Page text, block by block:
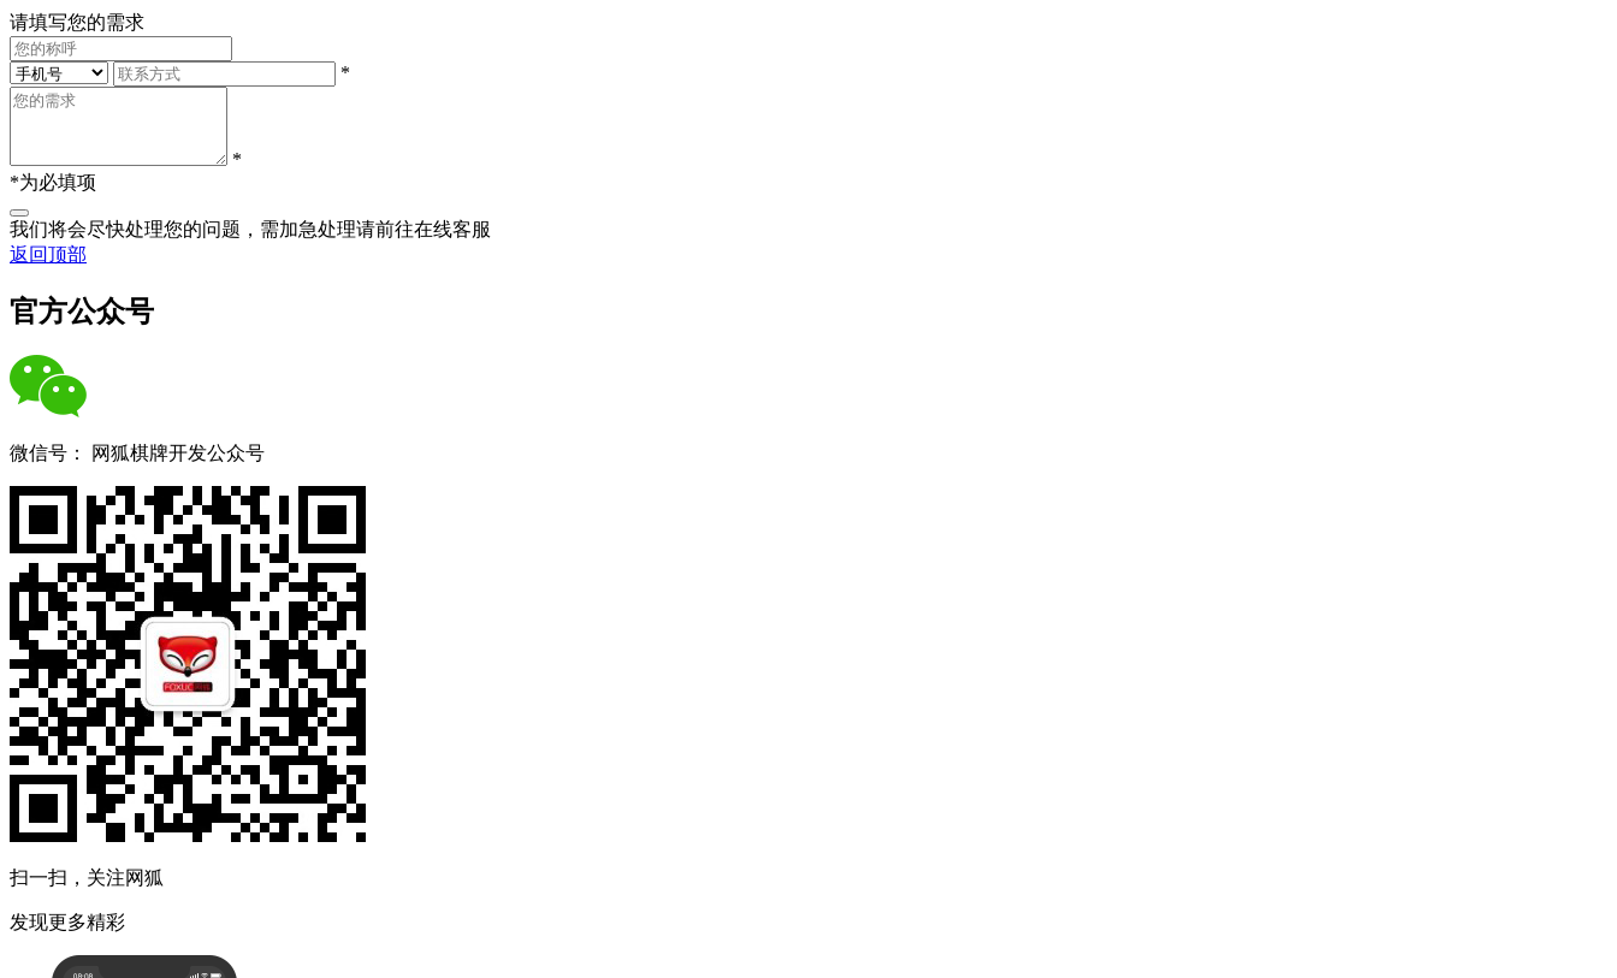
请填写您的需求
*
*
*为必填项
我们将会尽快处理您的问题，需加急处理请前往在线客服
返回顶部
官方公众号
微信号： 网狐棋牌开发公众号
扫一扫，关注网狐
发现更多精彩